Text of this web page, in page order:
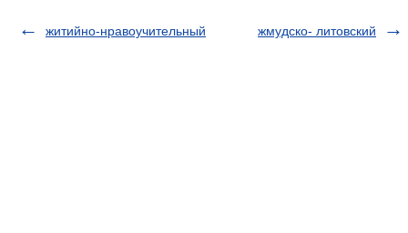
житийно-нравоучительный жмудско- литовский